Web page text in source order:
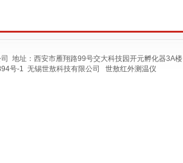
地址：西安市雁翔路99号交大科技园开元孵化器3A楼
号-1 无锡世敖科技有限公司 世敖红外测温仪